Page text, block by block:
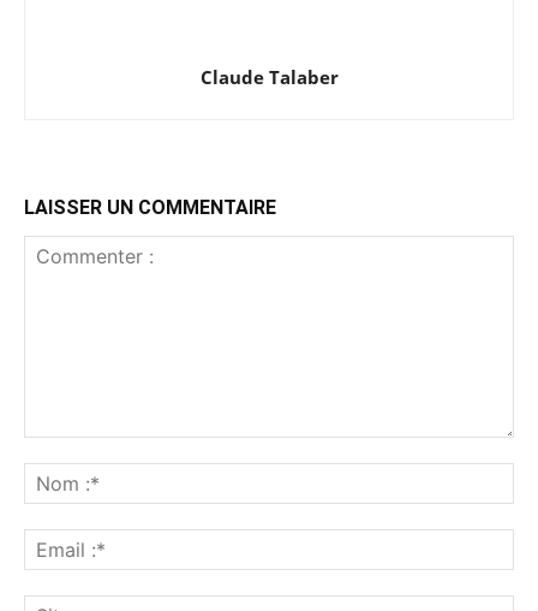
Claude Talaber
LAISSER UN COMMENTAIRE